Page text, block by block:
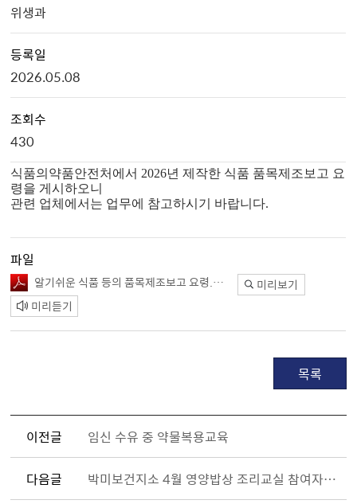
위생과
등록일
2026.05.08
조회수
430
식품의약품안전처에서 2026년 제작한 식품 품목제조보고 요
령을 게시하오니
관련 업체에서는 업무에 참고하시기 바랍니다.
파일
알기쉬운 식품 등의 품목제조보고 요령.pdf
미리보기
미리듣기
목록
이전글 임신 수유 중 약물복용교육
다음글 박미보건지소 4월 영양밥상 조리교실 참여자 모집